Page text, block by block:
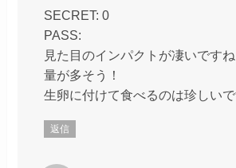
SECRET: 0
PASS:
見た目のインパクトが凄いですね
量が多そう！
生卵に付けて食べるのは珍しいで
返信